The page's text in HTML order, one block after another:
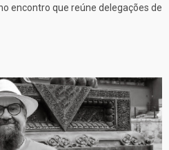
encontro que reúne delegações de